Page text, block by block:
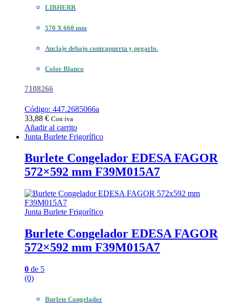
LIBHERR
570 X 660 mm
Anclaje debajo contrapuerta y pegarlo.
Color Blanco
7108266
Código: 447.2685066a
33,88 € Con iva
Añadir al carrito
Junta Burlete Frigorífico
Burlete Congelador EDESA FAGOR
572×592 mm F39M015A7
Junta Burlete Frigorífico
Burlete Congelador EDESA FAGOR
572×592 mm F39M015A7
0 de 5
(0)
Burlete Congelador